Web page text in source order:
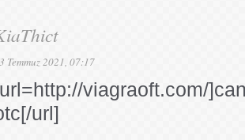
Temmuz 2021, 07:17
viagraoft.com/
url]